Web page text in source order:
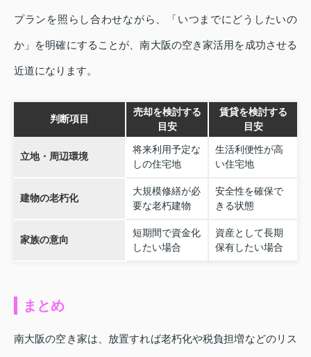
プランを照らし合わせながら、「いつまでにどうしたいの
か」を明確にすることが、南大阪の空き家活用を成功させる
近道になります。
判断項目
売却を検討する
目安
賃貸を検討する
目安
立地・周辺環境
将来利用予定な
しの住宅地
生活利便性が高
い住宅地
建物の老朽化
大規模修繕が必
要な老朽建物
安全性を確保で
きる状態
家族の意向
短期間で資金化
したい場合
資産として長期
保有したい場合
まとめ
南大阪の空き家は、放置すれば老朽化や税負担増などのリス